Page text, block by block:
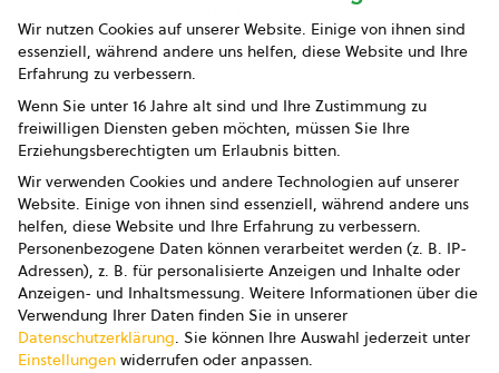
Presse
Impressum
Datenschutz
AGB
AGB Marketing GmbH
AGB Bildung
Newsletter
Wir nutzen Cookies auf unserer Website. Einige von ihnen sind
essenziell, während andere uns helfen, diese Website und Ihre
Erfahrung zu verbessern.
Wenn Sie unter 16 Jahre alt sind und Ihre Zustimmung zu
freiwilligen Diensten geben möchten, müssen Sie Ihre
Erziehungsberechtigten um Erlaubnis bitten.
Wir verwenden Cookies und andere Technologien auf unserer
Website. Einige von ihnen sind essenziell, während andere uns
helfen, diese Website und Ihre Erfahrung zu verbessern.
Personenbezogene Daten können verarbeitet werden (z. B. IP-
Adressen), z. B. für personalisierte Anzeigen und Inhalte oder
Anzeigen- und Inhaltsmessung. Weitere Informationen über die
Verwendung Ihrer Daten finden Sie in unserer
Datenschutzerklärung. Sie können Ihre Auswahl jederzeit unter
Einstellungen widerrufen oder anpassen.